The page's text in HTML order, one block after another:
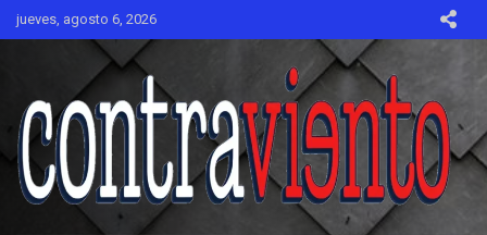
Skip
jueves, agosto 6, 2026